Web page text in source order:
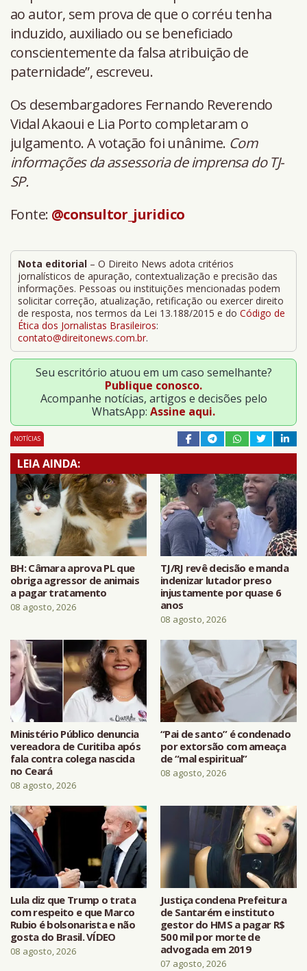
ao autor, sem prova de que o corréu tenha
induzido, auxiliado ou se beneficiado
conscientemente da falsa atribuição de
paternidade”, escreveu.
Os desembargadores Fernando Reverendo
Vidal Akaoui e Lia Porto completaram o
julgamento. A votação foi unânime. Com
informações da assessoria de imprensa do TJ-
SP.
Fonte: @consultor_juridico
Nota editorial – O Direito News adota critérios
jornalísticos de apuração, contextualização e precisão das
informações. Pessoas ou instituições mencionadas podem
solicitar correção, atualização, retificação ou exercer direito
de resposta, nos termos da Lei 13.188/2015 e do Código de
Ética dos Jornalistas Brasileiros:
contato@direitonews.com.br.
Seu escritório atuou em um caso semelhante?
Publique conosco.
Acompanhe notícias, artigos e decisões pelo
WhatsApp: Assine aqui.
NOTÍCIAS
LEIA AINDA:
BH: Câmara aprova PL que
obriga agressor de animais
a pagar tratamento
08 agosto, 2026
TJ/RJ revê decisão e manda
indenizar lutador preso
injustamente por quase 6
anos
08 agosto, 2026
Ministério Público denuncia
vereadora de Curitiba após
fala contra colega nascida
no Ceará
08 agosto, 2026
“Pai de santo” é condenado
por extorsão com ameaça
de “mal espiritual”
08 agosto, 2026
Lula diz que Trump o trata
com respeito e que Marco
Rubio é bolsonarista e não
gosta do Brasil. VÍDEO
08 agosto, 2026
Justiça condena Prefeitura
de Santarém e instituto
gestor do HMS a pagar R$
500 mil por morte de
advogada em 2019
07 agosto, 2026